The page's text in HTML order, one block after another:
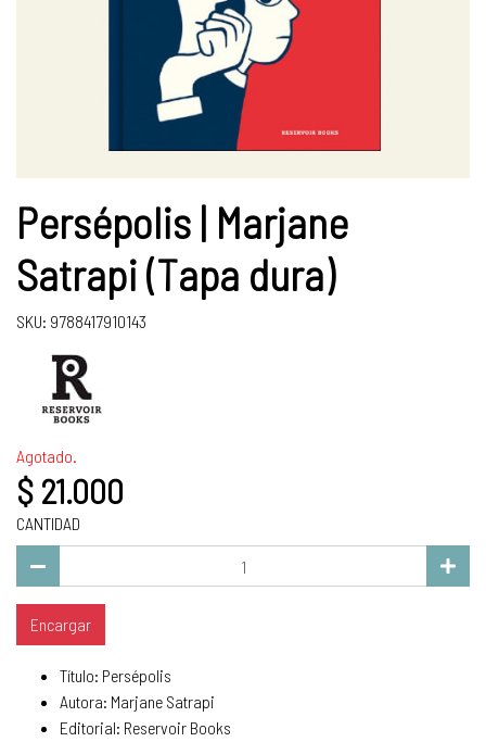
Persépolis | Marjane
Satrapi (Tapa dura)
SKU: 9788417910143
Agotado.
$ 21.000
CANTIDAD
Encargar
Título: Persépolis
Autora: Marjane Satrapi
Editorial: Reservoir Books